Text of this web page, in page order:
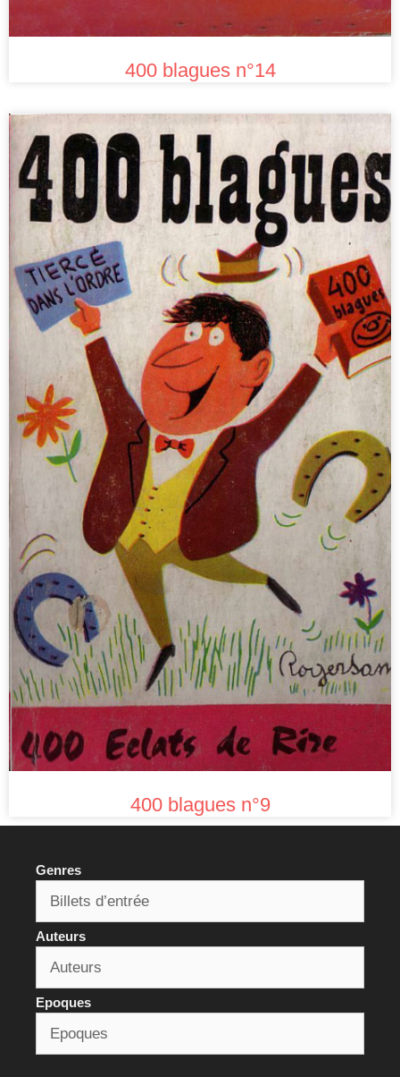
400 blagues n°14
400 blagues n°9
Genres
Auteurs
Epoques